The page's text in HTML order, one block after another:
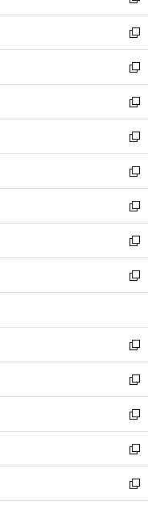
ウ
で
開
く
ン
ド
ウ
で
開
く
ウ
ィ
ン
ド
ウ
で
開
く
し
い
ウ
ィ
ン
ド
ウ
で
開
く
新
し
い
ウ
ィ
ン
ド
ウ
で
開
く
新
し
い
ウ
ィ
ン
ド
ウ
で
開
く
新
し
い
ウ
ィ
ン
ド
ウ
で
開
く
新
し
い
ウ
ィ
ン
ド
ウ
で
開
新
し
い
ウ
ィ
ン
ド
ウ
開
く
新
し
い
ウ
ィ
ン
ウ
で
開
く
新
し
い
ウ
ン
ド
ウ
で
開
く
新
し
ウ
ィ
ン
ド
ウ
で
開
く
新
し
い
ウ
ィ
ン
ド
ウ
で
開
新
し
い
ウ
ィ
ン
ド
ウ
新
し
い
ウ
ィ
ン
新
し
い
ウ
新
し